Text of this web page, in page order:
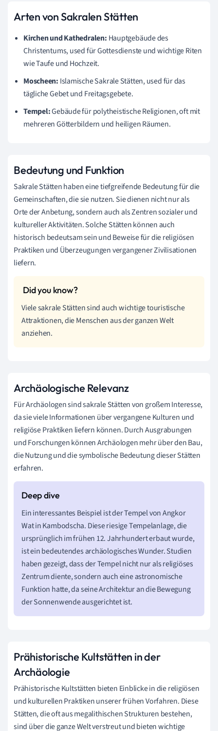
Arten von Sakralen Stätten
Kirchen und Kathedralen: Hauptgebäude des
Christentums, used für Gottesdienste und wichtige Riten
wie Taufe und Hochzeit.
Moscheen: Islamische Sakrale Stätten, used für das
tägliche Gebet und Freitagsgebete.
Tempel:Gebäude für polytheistische Religionen, oft mit
mehreren Götterbildern und heiligen Räumen.
Bedeutung und Funktion
Sakrale Stätten haben eine tiefgreifende Bedeutung für die
Gemeinschaften, die sie nutzen. Sie dienen nicht nur als
Orte der Anbetung, sondern auch als Zentren sozialer und
kultureller Aktivitäten. Solche Stätten können auch
historisch bedeutsam sein und Beweise für die religiösen
Praktiken und Überzeugungen vergangener Zivilisationen
liefern.
Viele sakrale Stätten sind auch wichtige touristische
Attraktionen, die Menschen aus der ganzen Welt
anziehen.
Archäologische Relevanz
Für Archäologen sind sakrale Stätten von großem Interesse,
da sie viele Informationen über vergangene Kulturen und
religiöse Praktiken liefern können. Durch Ausgrabungen
und Forschungen können Archäologen mehr über den Bau,
die Nutzung und die symbolische Bedeutung dieser Stätten
erfahren.
Ein interessantes Beispiel ist der Tempel von Angkor
Wat in Kambodscha. Diese riesige Tempelanlage, die
ursprünglich im frühen 12. Jahrhundert erbaut wurde,
ist ein bedeutendes archäologisches Wunder. Studien
haben gezeigt, dass der Tempel nicht nur als religiöses
Zentrum diente, sondern auch eine astronomische
Funktion hatte, da seine Architektur an die Bewegung
der Sonnenwende ausgerichtet ist.
Prähistorische Kultstätten in der
Archäologie
Prähistorische Kultstätten bieten Einblicke in die religiösen
und kulturellen Praktiken unserer frühen Vorfahren. Diese
Stätten, die oft aus megalithischen Strukturen bestehen,
sind über die ganze Welt verstreut und bieten wichtige